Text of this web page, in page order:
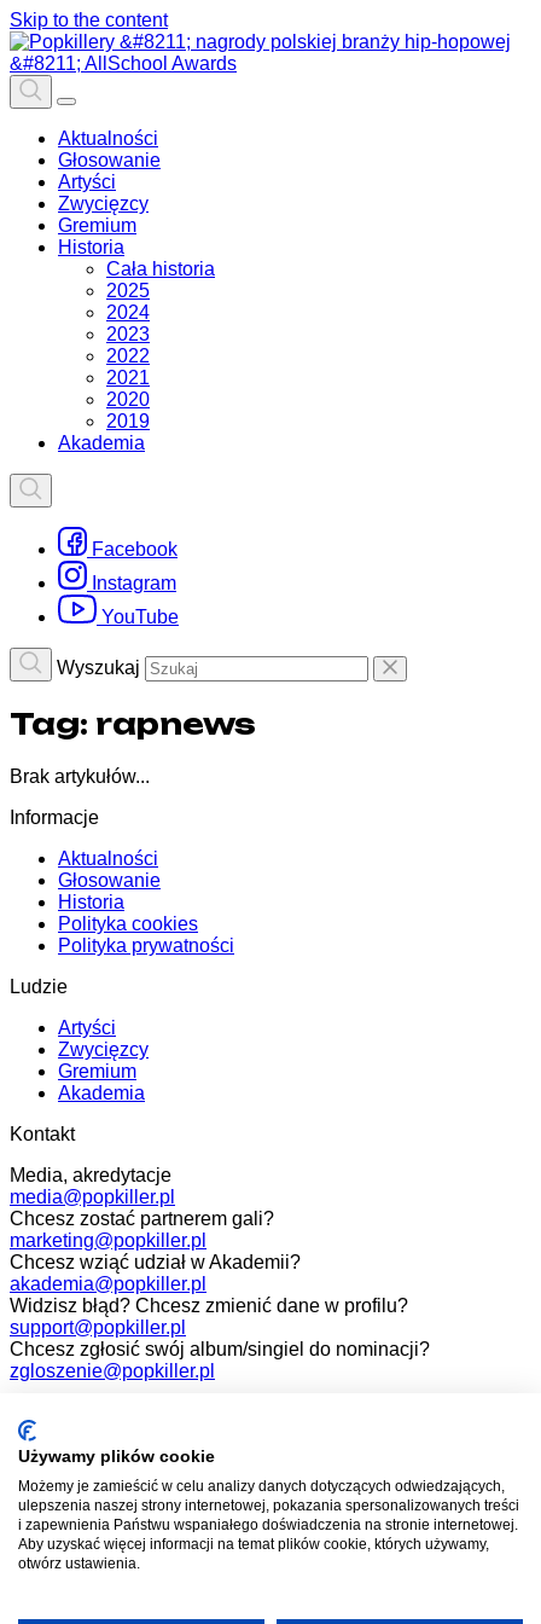
Skip to the content
Aktualności
Głosowanie
Artyści
Zwycięzcy
Gremium
Historia
Cała historia
2025
2024
2023
2022
2021
2020
2019
Akademia
Facebook
Instagram
YouTube
Wyszukaj
Tag: rapnews
Brak artykułów...
Informacje
Aktualności
Głosowanie
Historia
Polityka cookies
Polityka prywatności
Ludzie
Artyści
Zwycięzcy
Gremium
Akademia
Kontakt
Media, akredytacje
media@popkiller.pl
Chcesz zostać partnerem gali?
marketing@popkiller.pl
Chcesz wziąć udział w Akademii?
akademia@popkiller.pl
Widzisz błąd? Chcesz zmienić dane w profilu?
support@popkiller.pl
Chcesz zgłosić swój album/singiel do nominacji?
zgloszenie@popkiller.pl
Instagram
YouTube
Używamy plików cookie
Możemy je zamieścić w celu analizy danych dotyczących odwiedzających,
ulepszenia naszej strony internetowej, pokazania spersonalizowanych treści
i zapewnienia Państwu wspaniałego doświadczenia na stronie internetowej.
Aby uzyskać więcej informacji na temat plików cookie, których używamy,
otwórz ustawienia.